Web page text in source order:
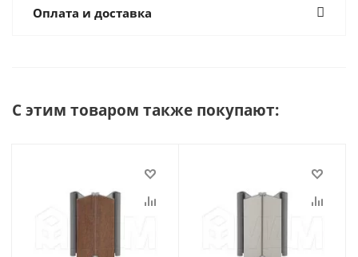
Оплата и доставка
С этим товаром также покупают: